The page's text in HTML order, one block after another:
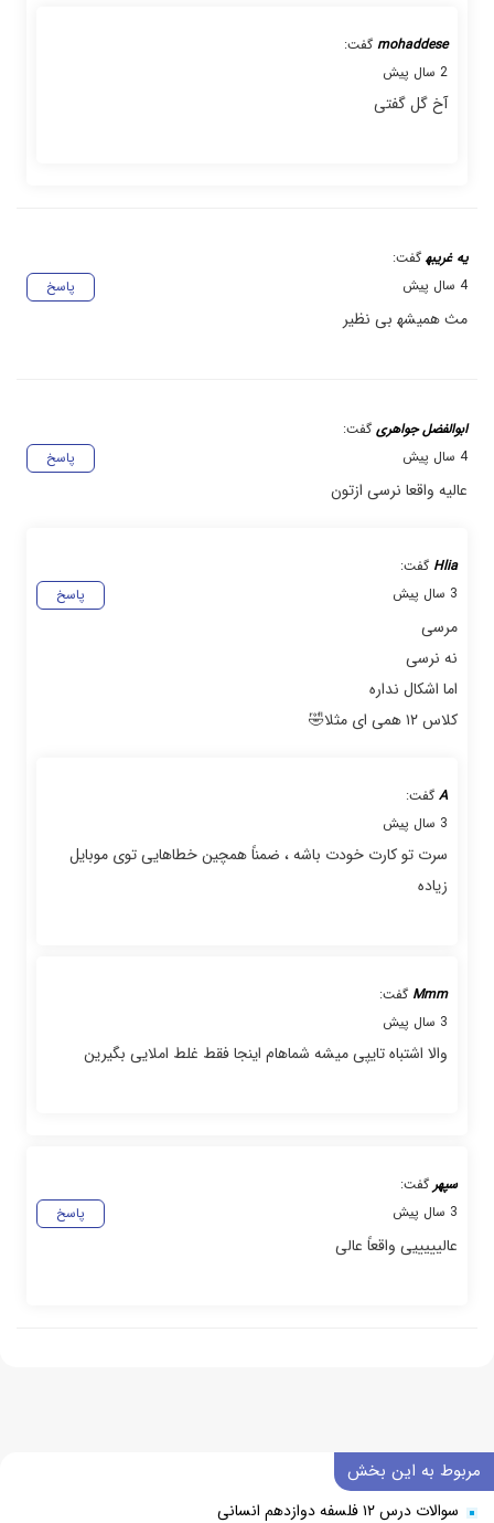
mohaddese گفت:
2 سال پیش
آخ گل گفتی
یه غریبه‍ گفت:
پاسخ
4 سال پیش
مث همیشه‍ بی نظیر
ابوالفضل جواهری گفت:
پاسخ
4 سال پیش
عالیه واقعا نرسی ازتون
Hlia گفت:
پاسخ
3 سال پیش
مرسی
نه نرسی
اما اشکال نداره
کلاس ۱۲ همی ای مثلا🤣
A گفت:
3 سال پیش
سرت تو کارت خودت باشه ، ضمناً همچین خطاهایی توی موبایل
زیاده
Mmm گفت:
3 سال پیش
والا اشتباه تایپی میشه شماهام اینجا فقط غلط املایی بگیرین
سپهر گفت:
پاسخ
3 سال پیش
عالیییییی واقعاً عالی
مربوط به این بخش
سوالات درس ۱۲ فلسفه دوازدهم انسانی